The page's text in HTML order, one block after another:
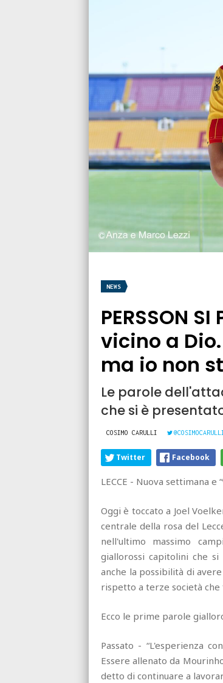
NEWS
PERSSON
vicino a
ma io non
Le parole
che si è
COSIMO CARULLI
Twitter Facebook
LECCE - Nuova settimana e
Oggi è toccato a Joel
centrale della rosa del
nell'ultimo massimo
giallorossi capitolini che
anche la possibilità di
rispetto a terze società
Ecco le prime parole
Passato - “L'esperienza
Essere allenato da
detto di continuare a